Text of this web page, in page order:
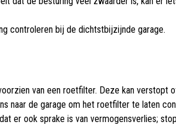
controleren bij de dichtstbijzijnde garage.
van een roetfilter. Deze kan
naar de garage om het roetfilter te laten
er ook sprake is van vermogensverlies;